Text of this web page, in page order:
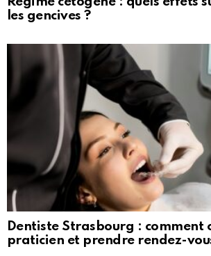
les gencives ?
Dentiste Strasbourg : comment
praticien et prendre rendez-